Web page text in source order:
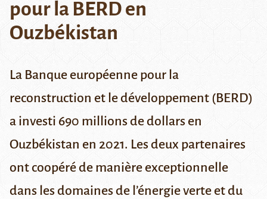
pour la BERD en
Ouzbékistan
La Banque européenne pour la
reconstruction et le développement (BERD)
a investi 690 millions de dollars en
Ouzbékistan en 2021. Les deux partenaires
ont coopéré de manière exceptionnelle
dans les domaines de l’énergie verte et du